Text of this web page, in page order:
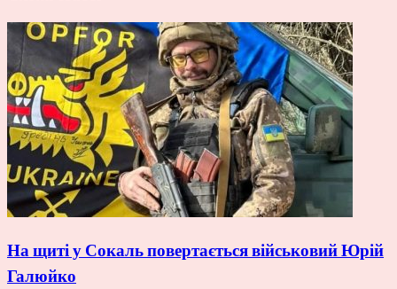
На щиті у Сокаль повертається військовий Юрій
Галюйко